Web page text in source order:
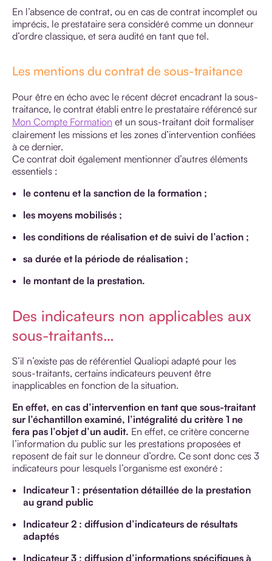
En l’absence de contrat, ou en cas de contrat incomplet ou
imprécis, le prestataire sera considéré comme un donneur
d’ordre classique, et sera audité en tant que tel.
Les mentions du contrat de sous-traitance
Pour être en écho avec le récent décret encadrant la sous-
traitance, le contrat établi entre le prestataire référencé sur
Mon Compte Formation et un sous-traitant doit formaliser
clairement les missions et les zones d’intervention confiées
à ce dernier.
Ce contrat doit également mentionner d’autres éléments
essentiels :
le contenu et la sanction de la formation ;
les moyens mobilisés ;
les conditions de réalisation et de suivi de l’action ;
sa durée et la période de réalisation ;
le montant de la prestation.
Des indicateurs non applicables aux
sous-traitants…
S’il n’existe pas de référentiel Qualiopi adapté pour les
sous-traitants, certains indicateurs peuvent être
inapplicables en fonction de la situation.
En effet, en cas d’intervention en tant que sous-traitant
sur l’échantillon examiné, l’intégralité du critère 1 ne
fera pas l’objet d’un audit. En effet, ce critère concerne
l’information du public sur les prestations proposées et
reposent de fait sur le donneur d’ordre. Ce sont donc ces 3
indicateurs pour lesquels l’organisme est exonéré :
Indicateur 1 : présentation détaillée de la prestation
au grand public
Indicateur 2 : diffusion d’indicateurs de résultats
adaptés
Indicateur 3 : diffusion d’informations spécifiques à